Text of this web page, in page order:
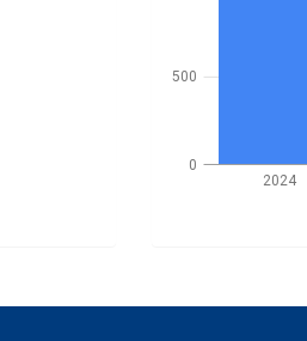
2024
0
500